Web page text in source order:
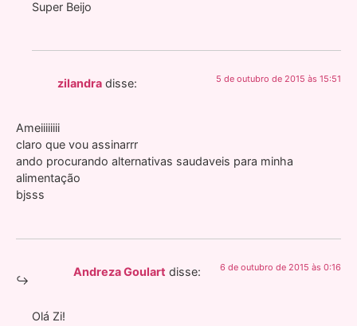
Super Beijo
zilandra disse: 5 de outubro de 2015 às 15:51
Ameiiiiiiii
claro que vou assinarrr
ando procurando alternativas saudaveis para minha
alimentação
bjsss
Andreza Goulart disse: 6 de outubro de 2015 às 0:16
Olá Zi!